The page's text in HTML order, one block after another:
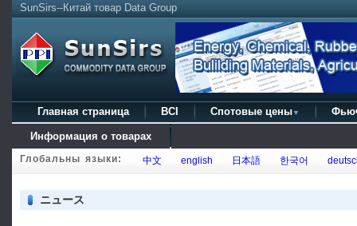
SunSirs--Китай товар Data Group
Главная страница BCI Спотовые цены ▼
Информация о товарах
Глобальны языки: 中文 english 日本語 한국어
ニュース